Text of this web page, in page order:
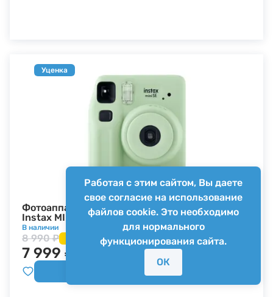
Уценка
Фотоаппарат моментальной печати Fujifilm
Instax MINI SE зеленый (уцененный)
В наличии
8 990 ₽
7 999 ₽
Работая с этим сайтом, Вы даете
свое согласие на использование
файлов cookie. Это необходимо
для нормального
функционирования сайта.
ОК